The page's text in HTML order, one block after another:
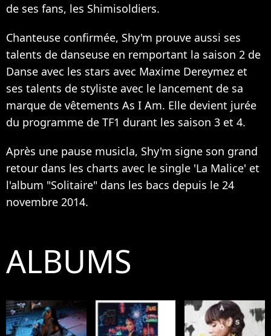
de ses fans, les Shimisoldiers.
Chanteuse confirmée, Shy'm prouve aussi ses
talents de danseuse en remportant la saison 2 de
Danse avec les stars avec Maxime Dereymez et
ses talents de styliste avec le lancement de sa
marque de vêtements As I Am. Elle devient jurée
du programme de TF1 durant les saison 3 et 4.
Après une pause musicla, Shy'm signe son grand
retour dans les charts avec le single 'La Malice' et
l'album "Solitaire" dans les bacs depuis le 24
novembre 2014.
ALBUMS